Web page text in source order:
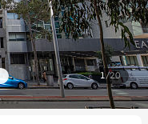
1/20